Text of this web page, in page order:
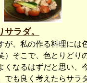
ラダ。
が、私の作る料理には
）そこで、色とりどり
くなるはずだと思い、
でも良く考えたらサラ